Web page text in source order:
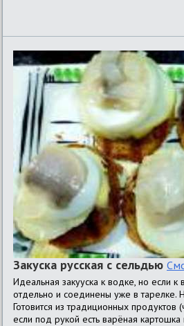
Закуска русская с сельдью
Идеальная закууска к водке, но если к
отдельно и соединены уже в тарелке.
Готовится из традиционных
если под рукой есть варёная